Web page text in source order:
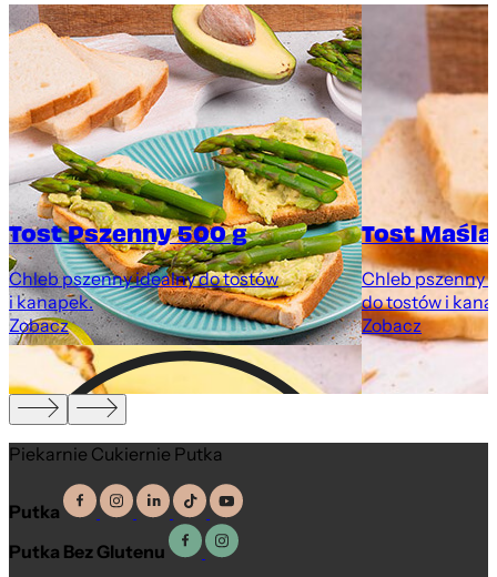
Tost Pszenny 500 g
Chleb pszenny idealny do tostów
i kanapek.
Zobacz
Tost
Chleb pszenny
do tostów i
Zobacz
Piekarnie Cukiernie Putka
Putka
Putka Bez Glutenu